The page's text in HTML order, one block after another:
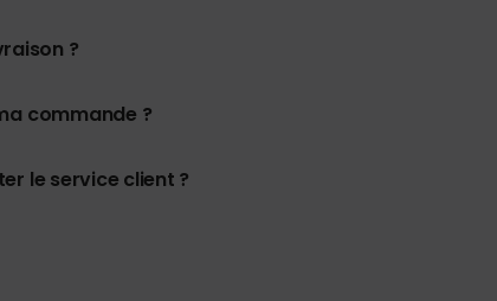
?
commande ?
le service client ?